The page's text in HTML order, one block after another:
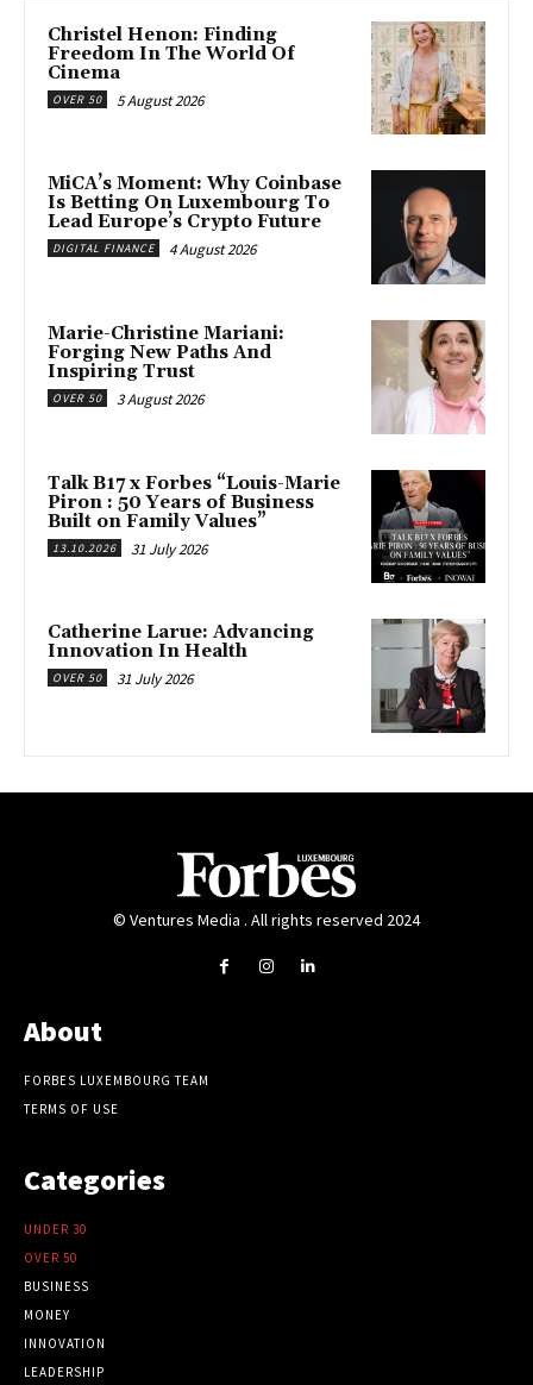
Christel Henon: Finding
Freedom In The World Of
Cinema
OVER 50 5 August 2026
MiCA’s Moment: Why Coinbase
Is Betting On Luxembourg To
Lead Europe’s Crypto Future
DIGITAL FINANCE 4 August 2026
Marie-Christine Mariani:
Forging New Paths And
Inspiring Trust
OVER 50 3 August 2026
Talk B17 x Forbes “Louis-Marie
Piron : 50 Years of Business
Built on Family Values”
13.10.2026 31 July 2026
Catherine Larue: Advancing
Innovation In Health
OVER 50 31 July 2026
© Ventures Media . All rights reserved 2024
About
FORBES LUXEMBOURG TEAM
TERMS OF USE
Categories
UNDER 30
OVER 50
BUSINESS
MONEY
INNOVATION
LEADERSHIP